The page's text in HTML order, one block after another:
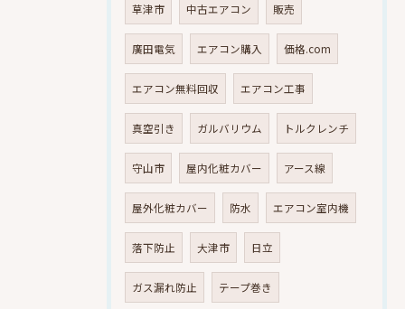
草津市 中古エアコン 販売
廣田電気 エアコン購入 価格.com
エアコン無料回収 エアコン工事
真空引き ガルバリウム トルクレンチ
守山市 屋内化粧カバー アース線
屋外化粧カバー 防水 エアコン室内機
落下防止 大津市 日立
ガス漏れ防止 テープ巻き